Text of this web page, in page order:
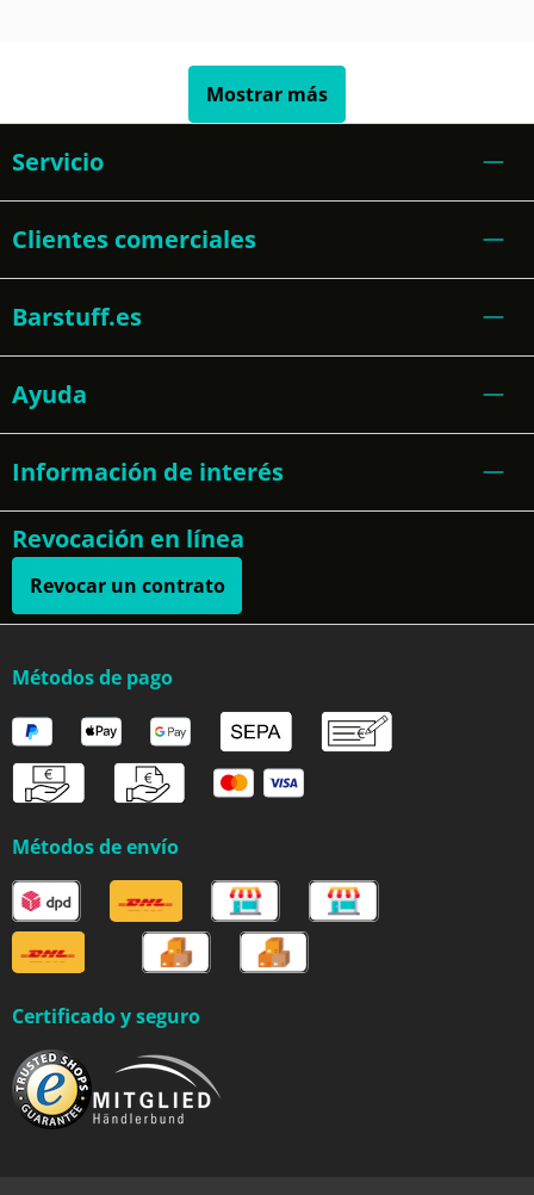
Mostrar más
Servicio
Clientes comerciales
Barstuff.es
Ayuda
Información de interés
Revocación en línea
Revocar un contrato
Métodos de pago
Métodos de envío
Certificado y seguro